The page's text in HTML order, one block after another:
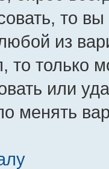
то
из
то только
или
менять